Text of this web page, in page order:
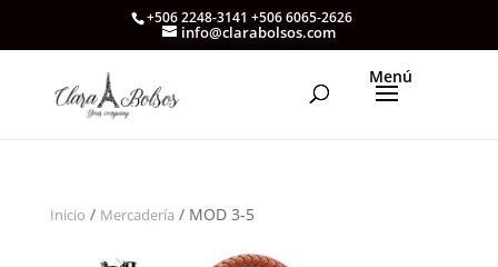
+506 2248-3141 +506 6065-2626
info@clarabolsos.com
Inicio / Mercadería / MOD 3-5